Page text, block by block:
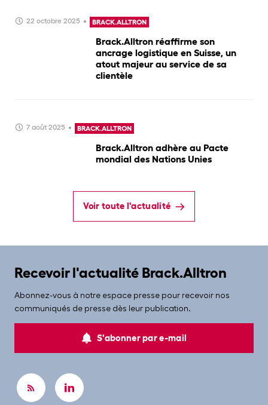
22 octobre 2025 BRACK.ALLTRON
Brack.Alltron réaffirme son
ancrage logistique en Suisse, un
atout majeur au service de sa
clientèle
7 août 2025 BRACK.ALLTRON
Brack.Alltron adhère au Pacte
mondial des Nations Unies
Voir toute l'actualité
Recevoir l'actualité Brack.Alltron
Abonnez-vous à notre espace presse pour recevoir nos
communiqués de presse dès leur publication.
S'abonner par e-mail